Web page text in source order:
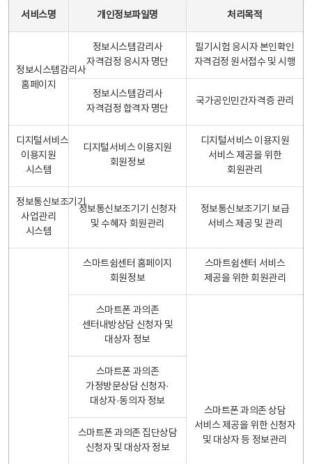
서비스명 개인정보파일명 처리목적
정보시스템감리사
홈페이지
정보시스템감리사
자격검정 응시자 명단
필기시험 응시자 본인확인
자격검정 원서접수 및 시행
정보시스템감리사
자격검정 합격자 명단
국가공인민간자격증 관리
디지털서비스
이용지원
시스템
디지털서비스 이용지원
회원정보
디지털서비스 이용지원
서비스 제공을 위한
회원관리
정보통신보조기기
사업관리
시스템
정보통신보조기기 신청자
및 수혜자 회원관리
정보통신보조기기 보급
서비스 제공 및 관리
스마트쉼센터 홈페이지
회원정보
스마트쉼센터 서비스
제공을 위한 회원관리
스마트폰 과의존
센터내방상담 신청자 및
대상자 정보
스마트폰 과의존 상담
서비스 제공을 위한 신청자
및 대상자 등 정보관리
스마트폰 과의존
가정방문상담 신청자·
대상자·동의자 정보
스마트폰 과의존 집단상담
신청자 및 대상자 정보